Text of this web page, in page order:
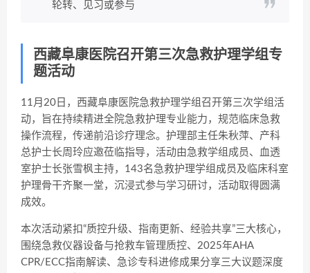
轮转、见习或参与
西藏阜康医院召开第三次急救护理学组专
题活动
11月20日，西藏阜康医院急救护理学组召开第三次学组活
动，旨在持续精进全院急救护理专业能力，规范临床急救
操作流程，传递前沿诊疗理念。护理部主任朱秋萍、产科
总护士长周玲应邀莅临指导，活动由急救学组成员、血透
室护士长张雪枫主持，143名急救护理学组成员及临床科室
护理骨干齐聚一堂，沉浸式参与学习研讨，活动取得圆满
成效。
本次活动紧扣“质控升级、指南更新、经验共享”三大核心，
围绕急救仪器设备与抢救车管理质控、2025年AHA
CPR/ECC指南解读、急诊专科进修成果分享三大议题深度